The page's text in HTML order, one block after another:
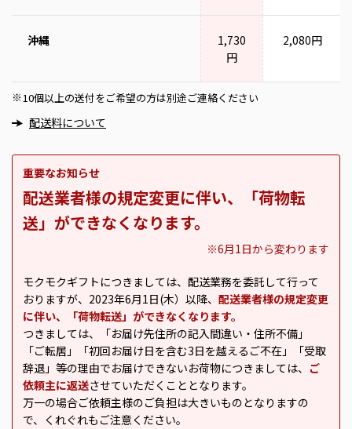
沖縄
1,730
円
2,080円
※ 10個以上の送付をご希望の方は別途ご連絡ください
配送料について
重要なお知らせ
配送業者様の規定変更に伴い、「荷物転
送」ができなくなります。
※6月1日から変わります
モクモクギフトにつきましては、配送業務を委託して行って
おりますが、2023年6月1日(木）以降、 配送業者様の規定変更
に伴い、「荷物転送」ができなくなります。
つきましては、「お届け先住所の記入間違い・住所不備」
「ご転居」「初回お届け日を含む3日を越えるご不在」「受取
辞退」等の理由でお届けできないお荷物につきましては、 ご
依頼主に返送させていただくこととなります。
万一の場合ご依頼主様のご負担は大きいものとなりますの
で、くれぐれもご注意ください。